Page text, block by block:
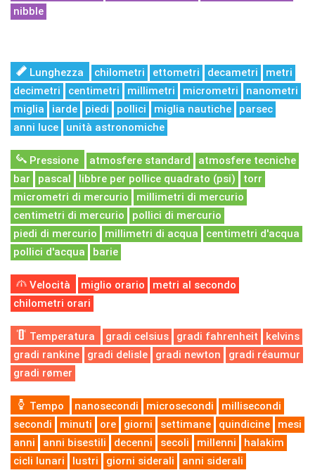
nibble
Lunghezza chilometri ettometri decametri
metri
decimetri
centimetri millimetri micrometri
nanometri
miglia
iarde piedi pollici miglia nautiche
parsec
anni luce
unità astronomiche
Pressione atmosfere standard
atmosfere tecniche
bar
pascal libbre per pollice quadrato (psi)
torr
micrometri di mercurio
millimetri di mercurio
centimetri di mercurio
pollici di mercurio
piedi di mercurio
millimetri di acqua
centimetri d'acqua
pollici d'acqua
barie
Velocità miglio orario
metri al secondo
chilometri orari
Temperatura gradi celsius gradi fahrenheit
kelvins
gradi rankine
gradi delisle gradi newton
gradi réaumur
gradi rømer
Tempo nanosecondi microsecondi
millisecondi
secondi
minuti ore giorni settimane quindicine
mesi
anni
anni bisestili decenni secoli millenni
halakim
cicli lunari
lustri giorni siderali anni siderali